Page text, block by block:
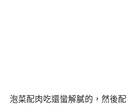
泡菜配肉吃還蠻解膩的，然後